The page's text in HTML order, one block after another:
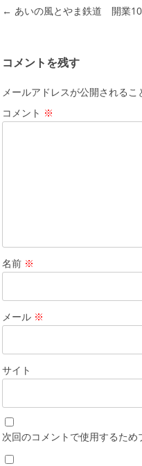
投稿ナビゲーション
← あいの風とやま鉄道 開業
コメントを残す
メールアドレスが公開されるこ
コメント ※
名前 ※
メール ※
サイト
次回のコメントで使用するため